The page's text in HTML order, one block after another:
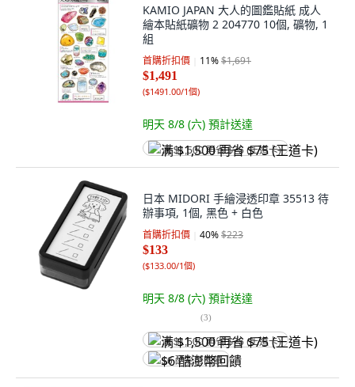
KAMIO JAPAN 大人的圖鑑貼紙 成人
繪本貼紙礦物 2 204770 10個, 礦物, 1
組
首購折扣價 11%$1,691
$1,491
($1491.00/1個)
明天 8/8 (六) 預計送達
满 $1,500 再省 $75 (王道卡)
日本 MIDORI 手繪浸透印章 35513 待
辦事項, 1個, 黑色 + 白色
首購折扣價 40%$223
$133
($133.00/1個)
明天 8/8 (六) 預計送達
(3)
满 $1,500 再省 $75 (王道卡)
$6 酷澎幣回饋